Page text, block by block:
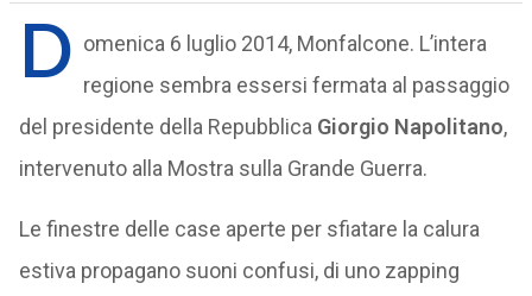
D omenica 6 luglio 2014, Monfalcone. L’intera
regione sembra essersi fermata al passaggio
del presidente della Repubblica Giorgio Napolitano,
intervenuto alla Mostra sulla Grande Guerra.
Le finestre delle case aperte per sfiatare la calura
estiva propagano suoni confusi, di uno zapping